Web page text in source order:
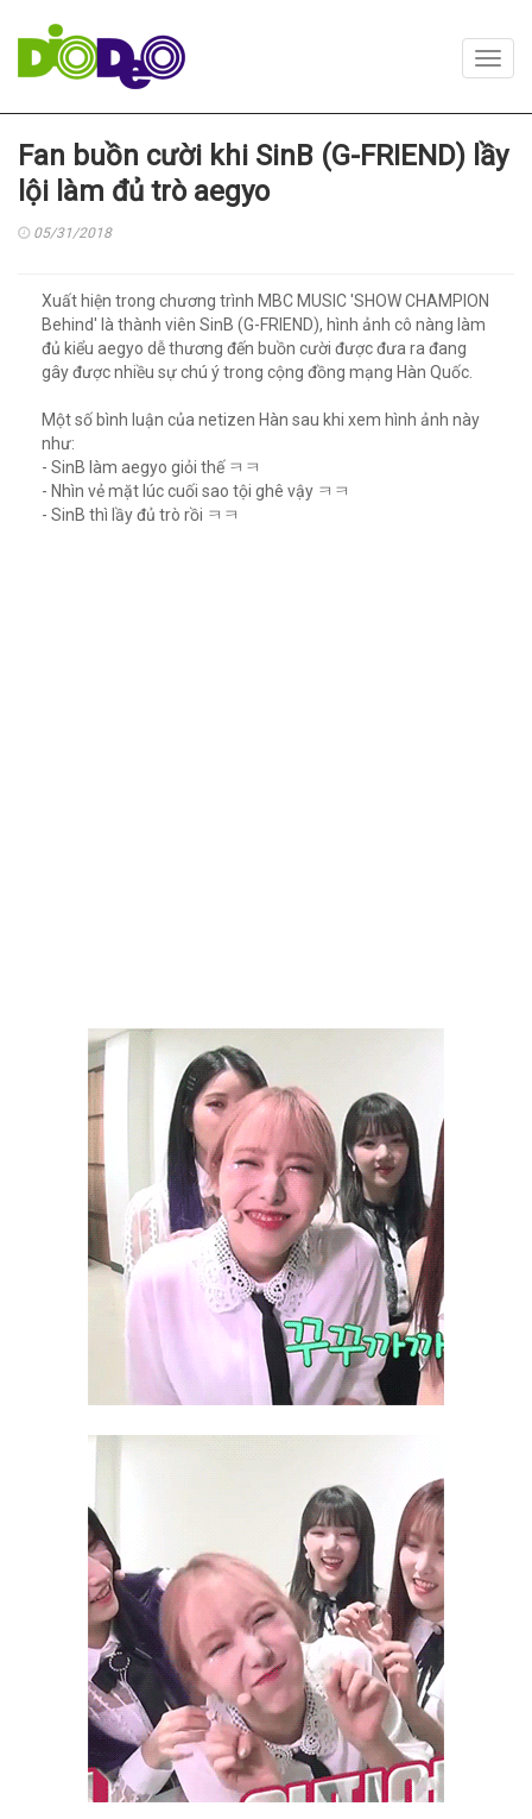
Fan buồn cười khi SinB (G-FRIEND) lầy
lội làm đủ trò aegyo
05/31/2018
Xuất hiện trong chương trình MBC MUSIC 'SHOW CHAMPION
Behind' là thành viên SinB (G-FRIEND), hình ảnh cô nàng làm
đủ kiểu aegyo dễ thương đến buồn cười được đưa ra đang
gây được nhiều sự chú ý trong cộng đồng mạng Hàn Quốc.
Một số bình luận của netizen Hàn sau khi xem hình ảnh này
như:
- SinB làm aegyo giỏi thế ㅋㅋ
- Nhìn vẻ mặt lúc cuối sao tội ghê vậy ㅋㅋ
- SinB thì lầy đủ trò rồi ㅋㅋ